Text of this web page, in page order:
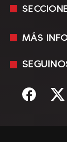
En Vivo
Sociedad
MÁS
Mediakit
Términos y